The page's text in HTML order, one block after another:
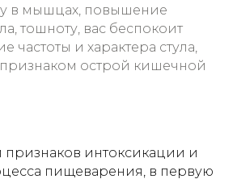
в мышцах, повышение
тошноту, вас беспокоит
частоты и характера стула,
острой кишечной
интоксикации и
пищеварения, в первую